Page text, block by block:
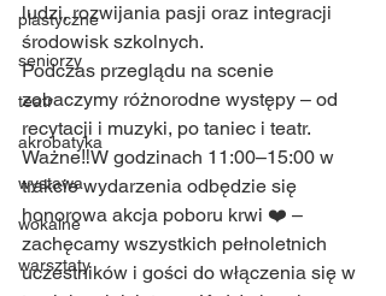
plastyczne
seniorzy
teatr
akrobatyka
wystawa
wokalne
warsztaty
ludzi, rozwijania pasji oraz integracji
środowisk szkolnych.
Podczas przeglądu na scenie
zobaczymy różnorodne występy – od
recytacji i muzyki, po taniec i teatr.
Ważne‼️W godzinach 11:00–15:00 w
trakcie wydarzenia odbędzie się
honorowa akcja poboru krwi ❤️ –
zachęcamy wszystkich pełnoletnich
uczestników i gości do włączenia się w